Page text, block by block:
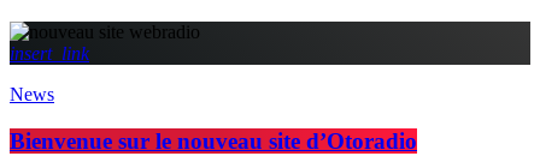
insert_link
News
Bienvenue sur le nouveau site d’Otoradio